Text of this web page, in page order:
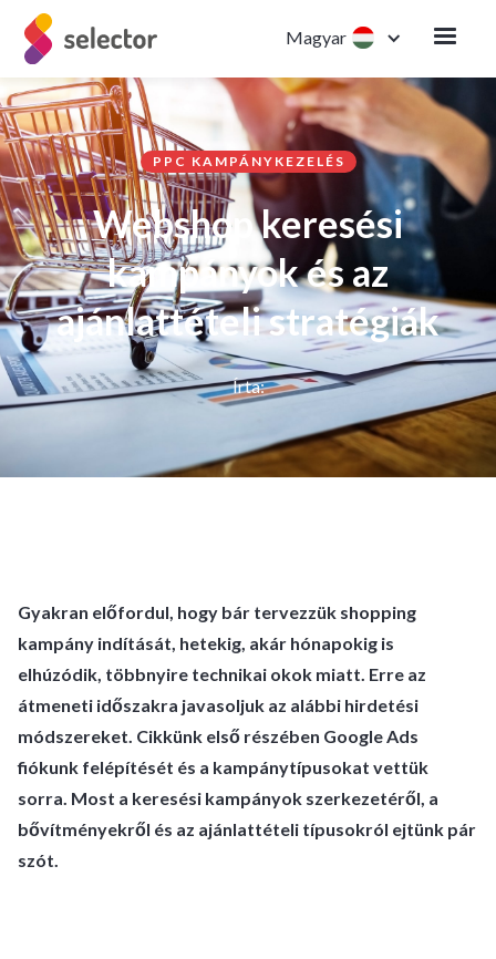
Magyar
PPC KAMPÁNYKEZELÉS
Webshop keresési
kampányok és az
ajánlattételi stratégiák
Írta:
Gyakran előfordul, hogy bár tervezzük shopping
kampány indítását, hetekig, akár hónapokig is
elhúzódik, többnyire technikai okok miatt. Erre az
átmeneti időszakra javasoljuk az alábbi hirdetési
módszereket. Cikkünk első részében Google Ads
fiókunk felépítését és a kampánytípusokat vettük
sorra. Most a keresési kampányok szerkezetéről, a
bővítményekről és az ajánlattételi típusokról ejtünk pár
szót.